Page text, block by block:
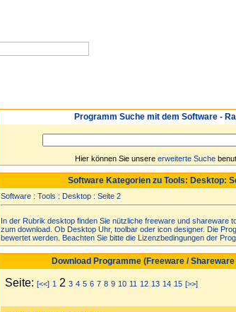
Programm Suche mit dem Software -
Hier können Sie unsere erweiterte Suche
Software Kategorien zu Tools: Desktop:
Software : Tools : Desktop : Seite 2
In der Rubrik desktop finden Sie nützliche freeware und shareware
zum download. Ob Desktop Uhr, toolbar oder icon designer. Die
bewertet werden. Beachten Sie bitte die Lizenzbedingungen der
Download Programme (Freeware /
Seite: [<<] 1 2 3 4 5 6 7 8 9 10 11 12 13 14 15 [>>]